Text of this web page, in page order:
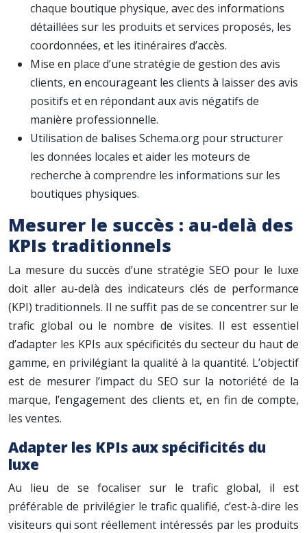
chaque boutique physique, avec des informations
détaillées sur les produits et services proposés, les
coordonnées, et les itinéraires d’accès.
Mise en place d’une stratégie de gestion des avis
clients, en encourageant les clients à laisser des avis
positifs et en répondant aux avis négatifs de
manière professionnelle.
Utilisation de balises Schema.org pour structurer
les données locales et aider les moteurs de
recherche à comprendre les informations sur les
boutiques physiques.
Mesurer le succès : au-delà des
KPIs traditionnels
La mesure du succès d’une stratégie SEO pour le luxe
doit aller au-delà des indicateurs clés de performance
(KPI) traditionnels. Il ne suffit pas de se concentrer sur le
trafic global ou le nombre de visites. Il est essentiel
d’adapter les KPIs aux spécificités du secteur du haut de
gamme, en privilégiant la qualité à la quantité. L’objectif
est de mesurer l’impact du SEO sur la notoriété de la
marque, l’engagement des clients et, en fin de compte,
les ventes.
Adapter les KPIs aux spécificités du
luxe
Au lieu de se focaliser sur le trafic global, il est
préférable de privilégier le trafic qualifié, c’est-à-dire les
visiteurs qui sont réellement intéressés par les produits